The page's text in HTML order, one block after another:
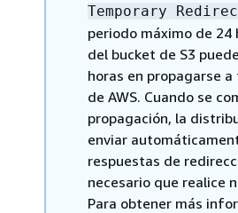
Temporary
periodo máximo de 24
del bucket de S3
horas en propagarse
de AWS. Cuando se
propagación, la
enviar
respuestas de
necesario que realice
Para obtener más